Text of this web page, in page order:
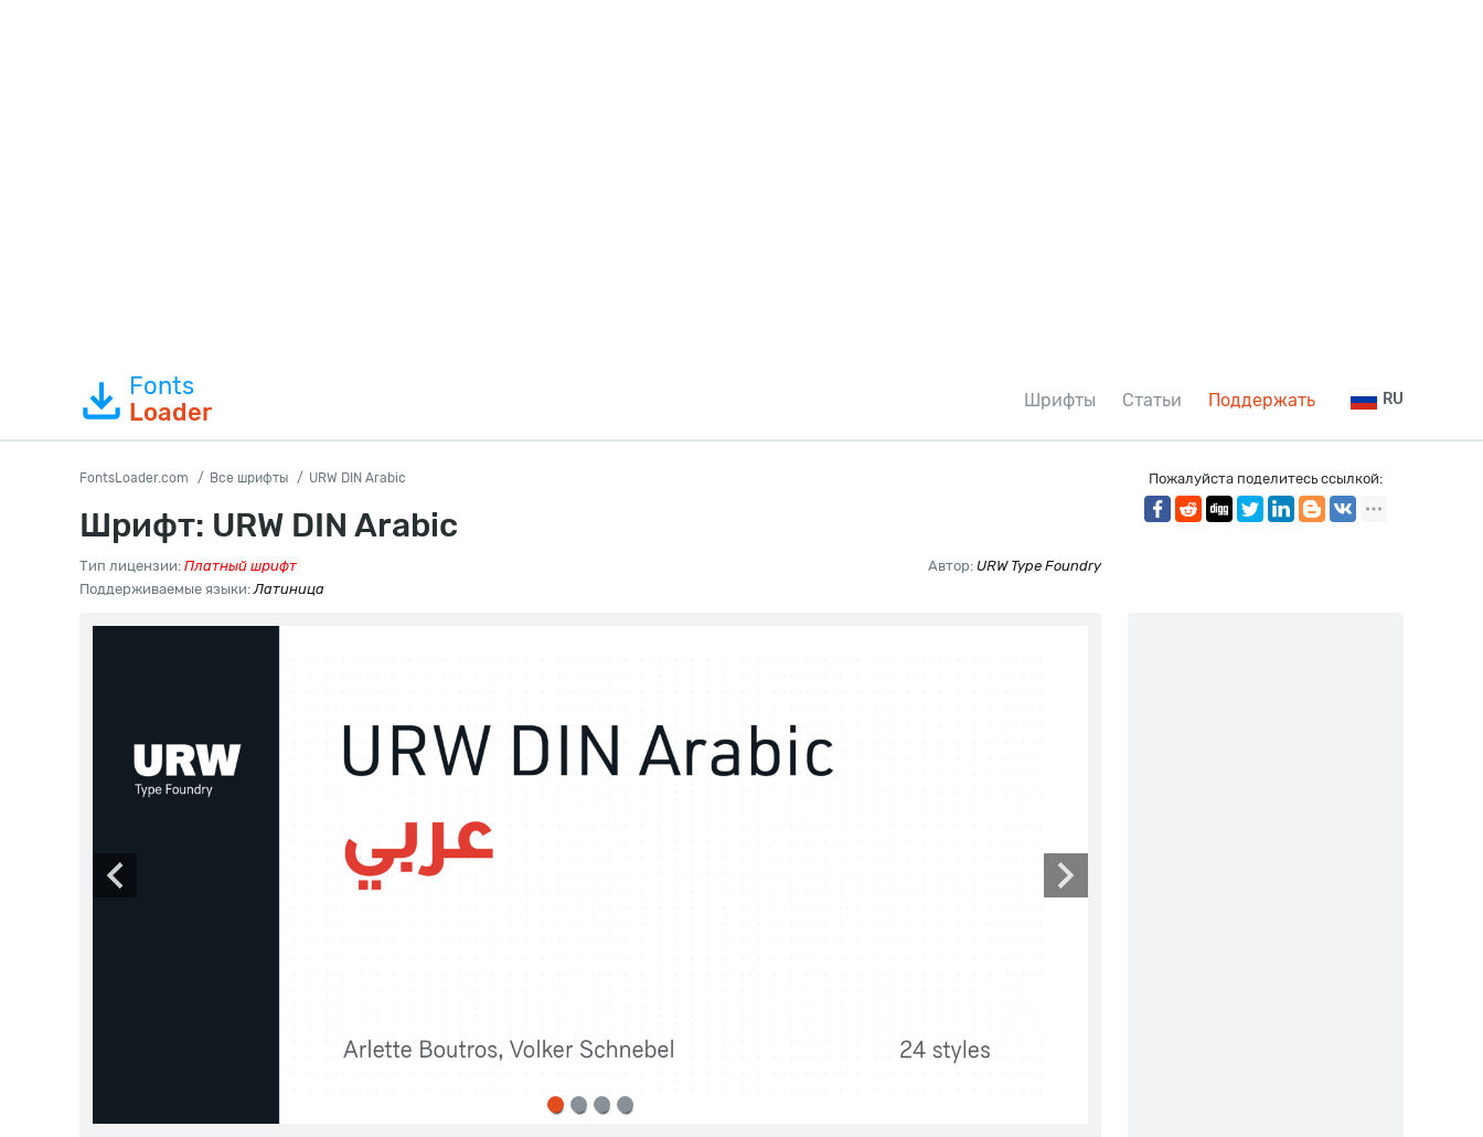
Fonts
Loader
Шрифты Статьи Поддержать RU
FontsLoader.com Все шрифты URW DIN Arabic
Шрифт: URW DIN Arabic
Тип лицензии: Платный шрифт Автор: URW Type Foundry
Поддерживаемые языки:Латиница
Пожалуйста поделитесь ссылкой: